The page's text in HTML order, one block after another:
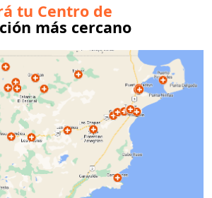
tu Centro de
más cercano